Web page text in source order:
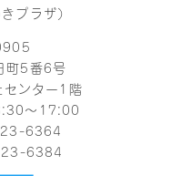
プラザ）
町5番6号
センター1階
～17:00
6364
6384